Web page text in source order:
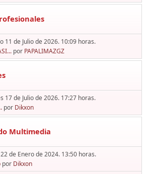
11 de Julio de 2026. 10:09 horas.
por PAPALIMAZGZ
17 de Julio de 2026. 17:27 horas.
por Dikxon
Multimedia
de Enero de 2024. 13:50 horas.
por Dikxon